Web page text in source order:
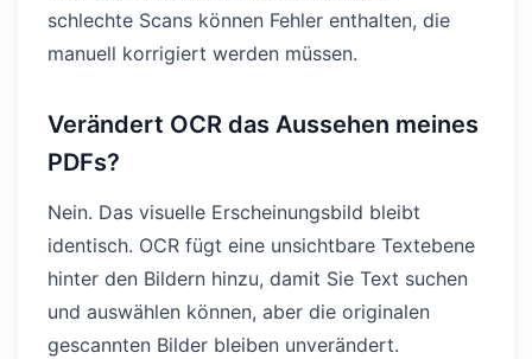
schlechte Scans können Fehler enthalten, die
manuell korrigiert werden müssen.
Verändert OCR das Aussehen meines
PDFs?
Nein. Das visuelle Erscheinungsbild bleibt
identisch. OCR fügt eine unsichtbare Textebene
hinter den Bildern hinzu, damit Sie Text suchen
und auswählen können, aber die originalen
gescannten Bilder bleiben unverändert.